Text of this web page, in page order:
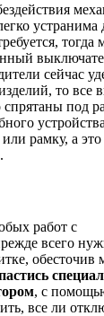
тогда
сейчас
то все
спрятаны под
рамку, а это
работ с
всего
обесточив
, с
все ли